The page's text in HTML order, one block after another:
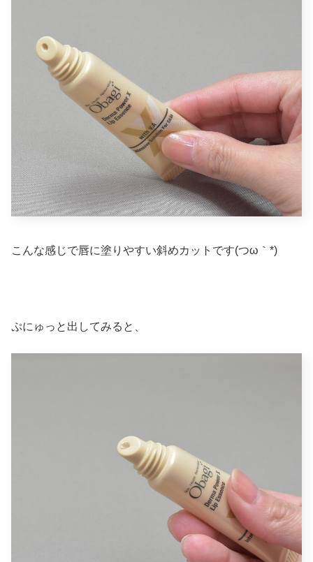
こんな感じで唇に塗りやすい斜めカットです(つω｀*)
ぷにゅっと出してみると、